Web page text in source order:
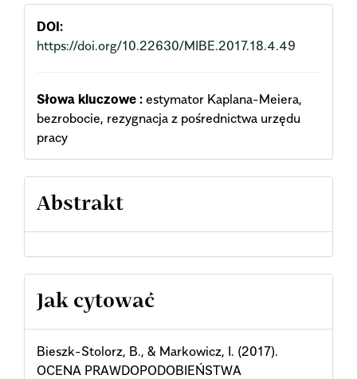
DOI:
https://doi.org/10.22630/MIBE.2017.18.4.49
Słowa kluczowe : estymator Kaplana-Meiera,
bezrobocie, rezygnacja z pośrednictwa urzędu
pracy
Abstrakt
Article
Details
Jak cytować
Bieszk-Stolorz, B., & Markowicz, I. (2017).
OCENA PRAWDOPODOBIEŃSTWA